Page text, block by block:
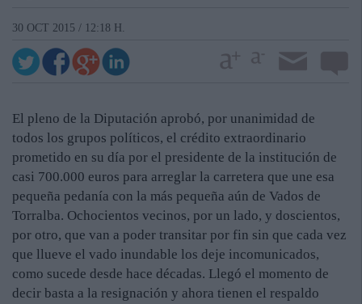
30 OCT 2015 / 12:18 H.
El pleno de la Diputación aprobó, por unanimidad de
todos los grupos políticos, el crédito extraordinario
prometido en su día por el presidente de la institución de
casi 700.000 euros para arreglar la carretera que une esa
pequeña pedanía con la más pequeña aún de Vados de
Torralba. Ochocientos vecinos, por un lado, y doscientos,
por otro, que van a poder transitar por fin sin que cada vez
que llueve el vado inundable los deje incomunicados,
como sucede desde hace décadas. Llegó el momento de
decir basta a la resignación y ahora tienen el respaldo